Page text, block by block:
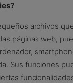
archivos
páginas web,
Sus funciones